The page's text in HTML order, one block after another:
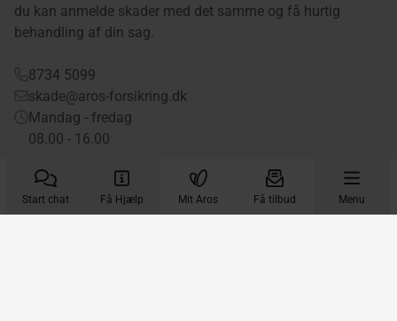
Start chat Få Hjælp Mit Aros Få tilbud Menu
du kan anmelde skader med det samme og få hurtig
behandling af din sag.
8734 5099
skade@aros-forsikring.dk
Mandag - fredag
08.00 - 16.00